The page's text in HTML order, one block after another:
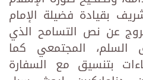
بقيادة فضيلة الإمام
عن نص التسامح الذي
السلم، المجتمعي كما
بتنسيق مع السفارة